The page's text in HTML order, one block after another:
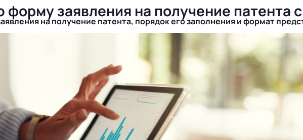
заявления на получение патента
на получение патента, порядок его заполнения и формат